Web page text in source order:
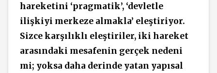
hareketini ‘pragmatik’, ‘devletle
ilişkiyi merkeze almakla’ eleştiriyor.
Sizce karşılıklı eleştiriler, iki hareket
arasındaki mesafenin gerçek nedeni
mi; yoksa daha derinde yatan yapısal